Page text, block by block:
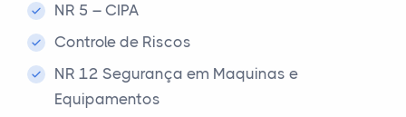
NR 5 – CIPA
Controle de Riscos
NR 12 Segurança em Maquinas e
Equipamentos